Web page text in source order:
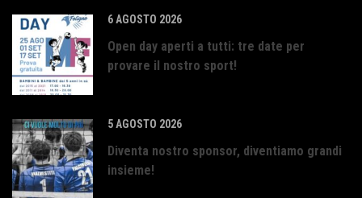
6 AGOSTO 2026
Open day aperti a tutti: tre date per
provare il nostro sport!
5 AGOSTO 2026
Diventa nostro sponsor, diventiamo grandi
insieme!